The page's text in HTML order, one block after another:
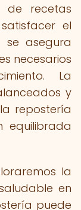
de recetas
el
asegura
necesarios
La
y
repostería
equilibrada
la
en
puede